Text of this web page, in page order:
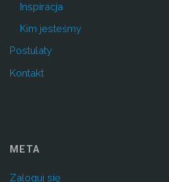
Inspiracja
Kim jesteśmy
Postulaty
Kontakt
META
Zaloguj się